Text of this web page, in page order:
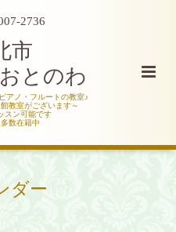
2736
市
とのわ
アノ・フルートの教室♪
教室がございます～
スン可能です
数在籍中
ダー